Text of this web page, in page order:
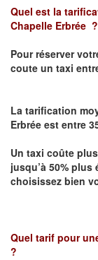
Quel est la
Chapelle Erbrée ?
Pour réserver
coute un taxi
La tarification
Erbrée est entre
Un taxi coûte
jusqu’à 50%
choisissez bien
Quel tarif pour
?